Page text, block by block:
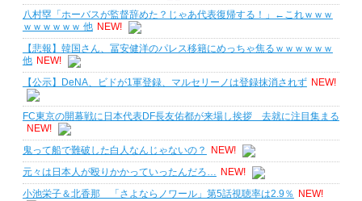
八村塁「ホーバスが監督辞めた？じゃあ代表復帰する！」←これｗｗｗ
ｗｗｗｗｗｗ 他 NEW!
【悲報】韓国さん、冨安健洋のパレス移籍にめっちゃ焦るｗｗｗｗｗｗ
他 NEW!
【公示】DeNA、ビドが1軍登録、マルセリーノは登録抹消されず NEW!
FC東京の開幕戦に日本代表DF長友佑都が来場し挨拶 去就に注目集まる
NEW!
鬼って船で難破した白人なんじゃないの？
NEW!
元々は日本人が殴りかかっていったんだろ… NEW!
小池栄子＆北香那 「さよならノワール」第5話視聴率は2.9％
NEW!